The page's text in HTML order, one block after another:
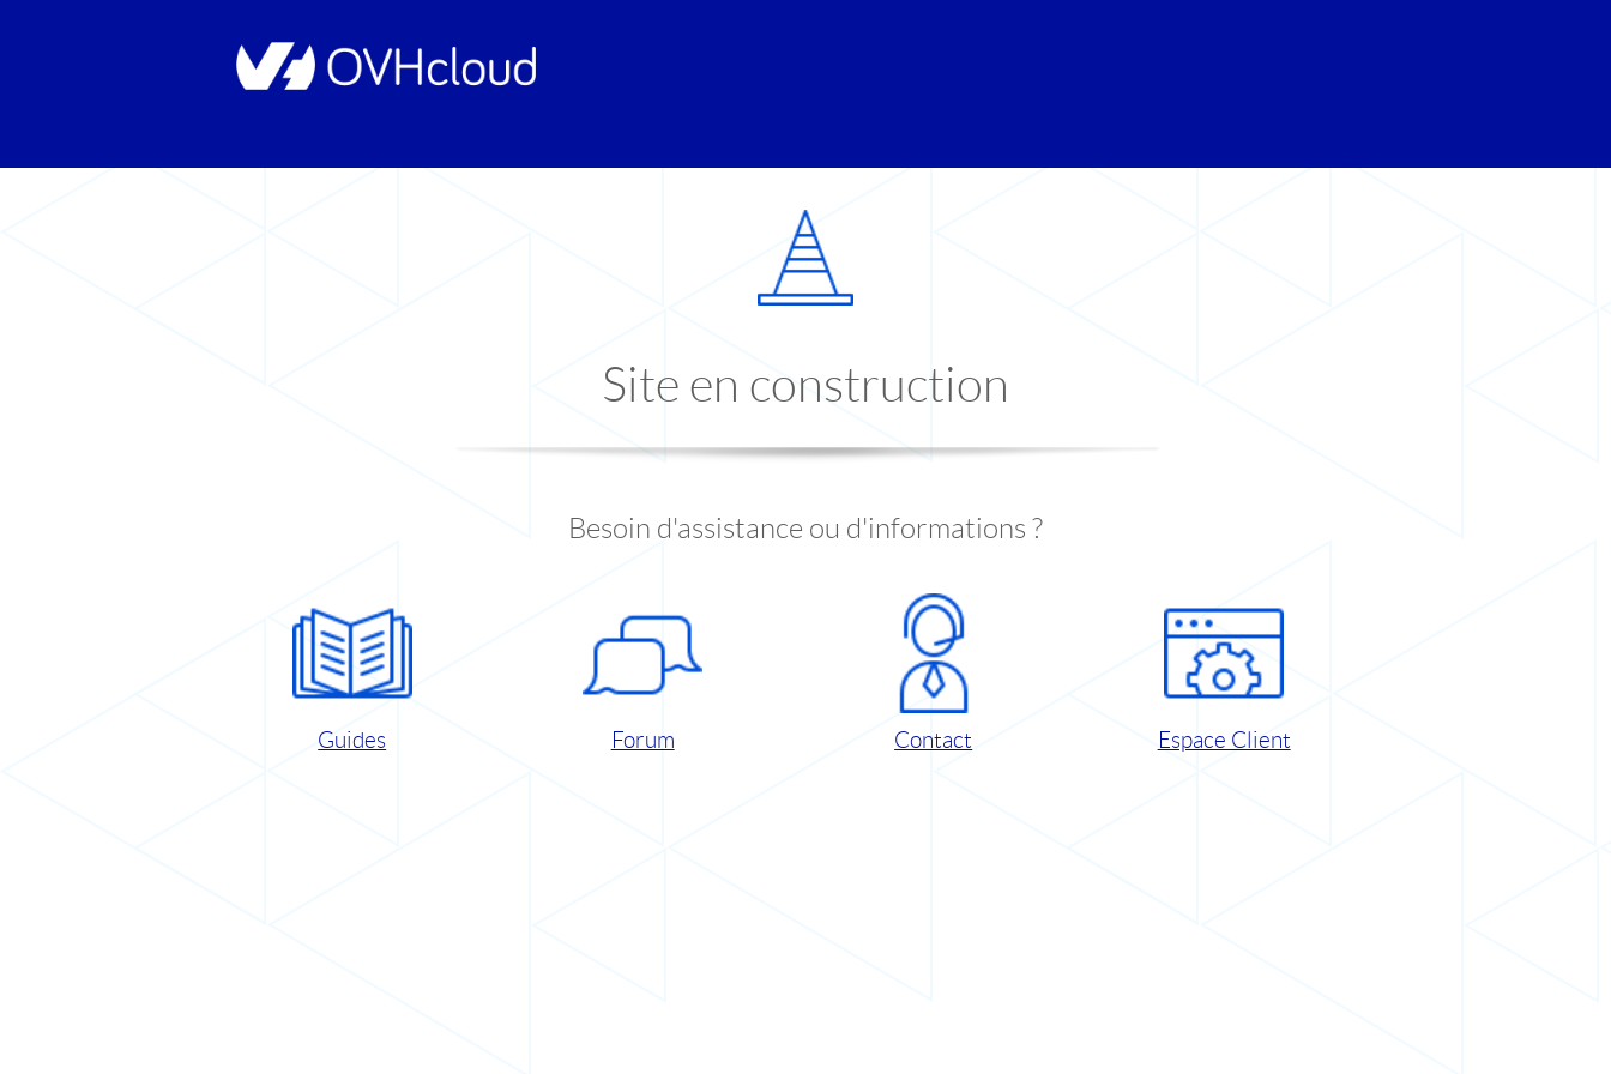
Site en construction
Besoin d'assistance ou d'informations ?
Guides Forum Contact Espace Client